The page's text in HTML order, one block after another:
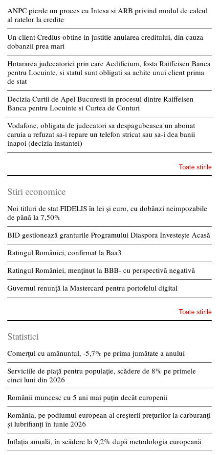
ANPC pierde un proces cu Intesa si ARB privind modul de calcul
al ratelor la credite
Un client Credius obtine in justitie anularea creditului, din cauza
dobanzii prea mari
Hotararea judecatoriei prin care Aedificium, fosta Raiffeisen Banca
pentru Locuinte, si statul sunt obligati sa achite unui client prima
de stat
Decizia Curtii de Apel Bucuresti in procesul dintre Raiffeisen
Banca pentru Locuinte si Curtea de Conturi
Vodafone, obligata de judecatori sa despagubeasca un abonat
caruia a refuzat sa-i repare un telefon stricat sau sa-i dea banii
inapoi (decizia instantei)
Toate stirile
Stiri economice
Noi titluri de stat FIDELIS în lei și euro, cu dobânzi neimpozabile
de pânã la 7,50%
BID gestionează granturile Programului Diaspora Investește Acasă
Ratingul României, confirmat la Baa3
Ratingul României, menținut la BBB- cu perspectivă negativă
Guvernul renunță la Mastercard pentru portofelul digital
Toate stirile
Statistici
Comerțul cu amănuntul, -5,7% pe prima jumătate a anului
Serviciile de piață pentru populație, scădere de 8% pe primele
cinci luni din 2026
Românii muncesc cu 5 ani mai puțin decât europenii
România, pe podiumul european al creșterii prețurilor la carburanți
și lubrifianți în iunie 2026
Inflația anuală, în scădere la 9,2% după metodologia europeană